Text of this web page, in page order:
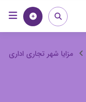
خانه
مزایا شهر تجاری اداری